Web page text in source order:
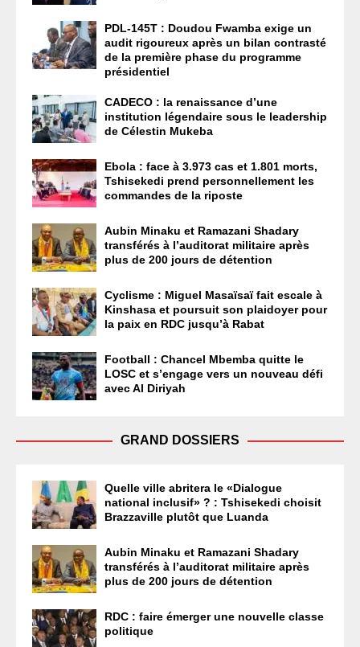
PDL-145T : Doudou Fwamba exige un
audit rigoureux après un bilan contrasté
de la première phase du programme
présidentiel
CADECO : la renaissance d’une
institution légendaire sous le leadership
de Célestin Mukeba
Ebola : face à 3.973 cas et 1.801 morts,
Tshisekedi prend personnellement les
commandes de la riposte
Aubin Minaku et Ramazani Shadary
transférés à l’auditorat militaire après
plus de 200 jours de détention
Cyclisme : Miguel Masaïsaï fait escale à
Kinshasa et poursuit son plaidoyer pour
la paix en RDC jusqu’à Rabat
Football : Chancel Mbemba quitte le
LOSC et s’engage vers un nouveau défi
avec Al Diriyah
GRAND DOSSIERS
Quelle ville abritera le «Dialogue
national inclusif» ? : Tshisekedi choisit
Brazzaville plutôt que Luanda
Aubin Minaku et Ramazani Shadary
transférés à l’auditorat militaire après
plus de 200 jours de détention
RDC : faire émerger une nouvelle classe
politique